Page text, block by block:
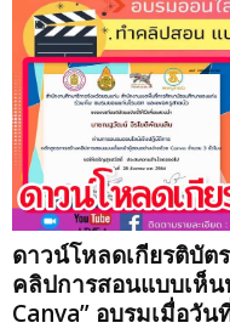
ดาวน์โหลดเกียรติบัต
คลิปการสอนแบบเห็
Canva” อบรมเมื่อวัน